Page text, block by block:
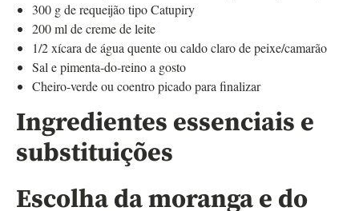
300 g de requeijão tipo Catupiry
200 ml de creme de leite
1/2 xícara de água quente ou caldo claro de peixe/camarão
Sal e pimenta-do-reino a gosto
Cheiro-verde ou coentro picado para finalizar
Ingredientes essenciais e
substituições
Escolha da moranga e do